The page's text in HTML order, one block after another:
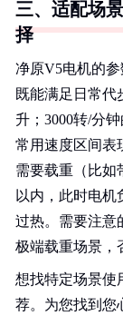
三、适配场
择
净原V5电机的
既能满足日常代
升；3000转/分
常用速度区间表
需要载重（比如
以内，此时电
过热。需要注意
极端载重场景，
想找特定场景使
荐。为您找到您